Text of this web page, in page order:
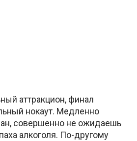
аттракцион, финал
нокаут. Медленно
совершенно не ожидаешь
алкоголя. По-другому